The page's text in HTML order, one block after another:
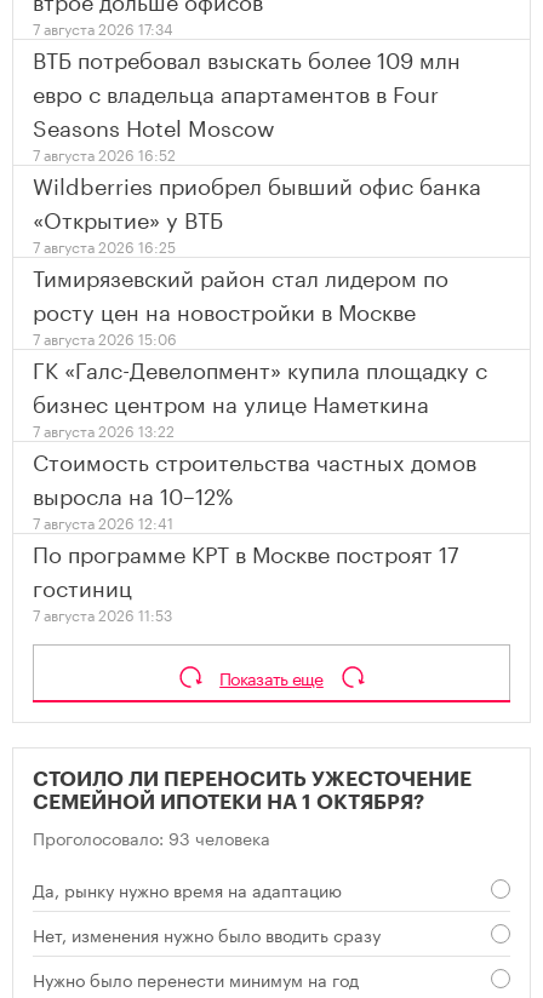
7 августа 2026 17:34
ВТБ потребовал взыскать более 109 млн
евро с владельца апартаментов в Four
Seasons Hotel Moscow
7 августа 2026 16:52
Wildberries приобрел бывший офис банка
«Открытие» у ВТБ
7 августа 2026 16:25
Тимирязевский район стал лидером по
росту цен на новостройки в Москве
7 августа 2026 15:06
ГК «Галс-Девелопмент» купила площадку с
бизнес центром на улице Наметкина
7 августа 2026 13:22
Стоимость строительства частных домов
выросла на 10–12%
7 августа 2026 12:41
По программе КРТ в Москве построят 17
гостиниц
7 августа 2026 11:53
Показать еще
СТОИЛО ЛИ ПЕРЕНОСИТЬ УЖЕСТОЧЕНИЕ
СЕМЕЙНОЙ ИПОТЕКИ НА 1 ОКТЯБРЯ?
Проголосовало: 93 человека
Да, рынку нужно время на адаптацию
Нет, изменения нужно было вводить сразу
Нужно было перенести минимум на год